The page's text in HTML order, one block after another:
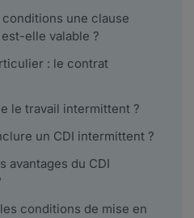
une clause
elle valable ?
: le contrat
le travail intermittent ?
un CDI intermittent ?
avantages du CDI
conditions de mise en